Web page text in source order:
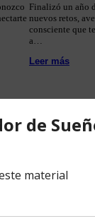
Finalizó un año
nuevos retos,
consciente que
a…
Leer más
Mereces
Facebook
Tú mereces